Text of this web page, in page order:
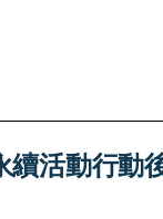
續活動行動